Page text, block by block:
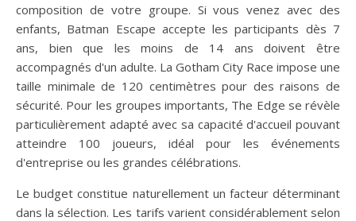
composition de votre groupe. Si vous venez avec des
enfants, Batman Escape accepte les participants dès 7
ans, bien que les moins de 14 ans doivent être
accompagnés d'un adulte. La Gotham City Race impose une
taille minimale de 120 centimètres pour des raisons de
sécurité. Pour les groupes importants, The Edge se révèle
particulièrement adapté avec sa capacité d'accueil pouvant
atteindre 100 joueurs, idéal pour les événements
d'entreprise ou les grandes célébrations.
Le budget constitue naturellement un facteur déterminant
dans la sélection. Les tarifs varient considérablement selon